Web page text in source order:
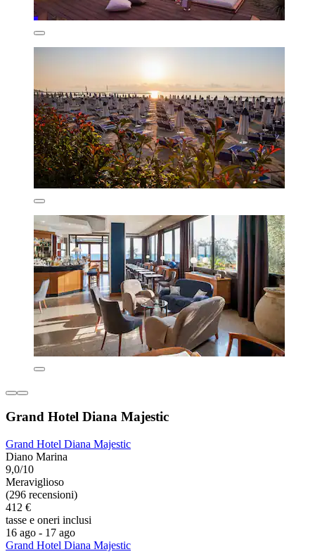
Grand Hotel Diana Majestic
Grand Hotel Diana Majestic
Diano Marina
9,0/10
Meraviglioso
(296 recensioni)
412 €
tasse e oneri inclusi
16 ago - 17 ago
Grand Hotel Diana Majestic